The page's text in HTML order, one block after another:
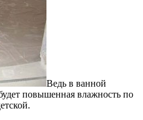
Ведь в ванной
повышенная влажность по